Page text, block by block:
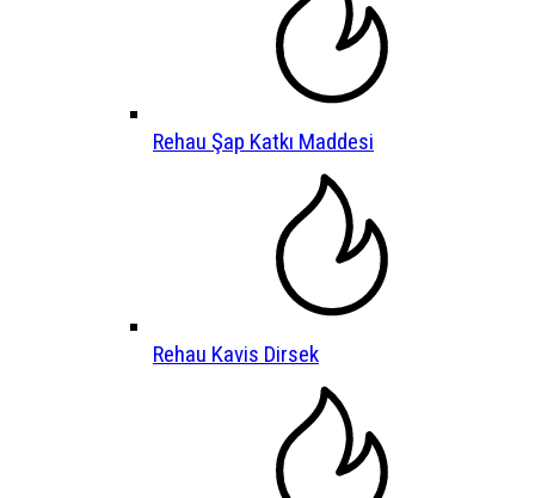
Rehau Şap Katkı Maddesi
Rehau Kavis Dirsek